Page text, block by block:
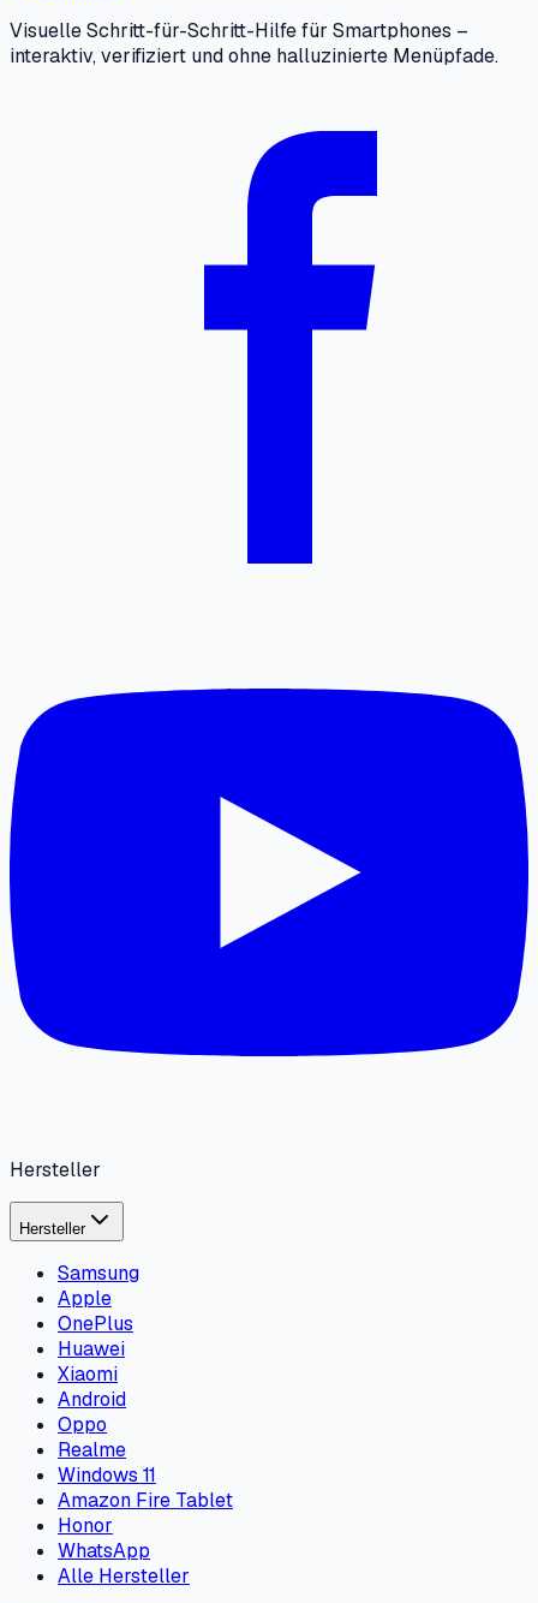
Visuelle Schritt-für-Schritt-Hilfe für Smartphones –
interaktiv, verifiziert und ohne halluzinierte Menüpfade.
Hersteller
Hersteller
Samsung
Apple
OnePlus
Huawei
Xiaomi
Android
Oppo
Realme
Windows 11
Amazon Fire Tablet
Honor
WhatsApp
Alle Hersteller